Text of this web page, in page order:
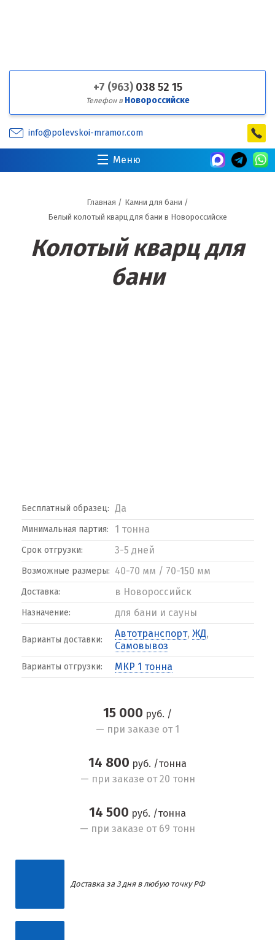
+7 (963) 038 52 15
Телефон в Новороссийске
info@polevskoi-mramor.com
Меню
Главная / Камни для бани /
Белый колотый кварц для бани в Новороссийске
Колотый кварц для
бани
Бесплатный образец: Да
Минимальная партия: 1 тонна
Срок отгрузки: 3-5 дней
Возможные размеры: 40-70 мм / 70-150 мм
Доставка: в Новороссийск
Назначение: для бани и сауны
Варианты доставки:
Автотранспорт, ЖД,
Самовывоз
Варианты отгрузки: МКР 1 тонна
15 000 руб. /
— при заказе от 1
14 800 руб. /тонна
— при заказе от 20 тонн
14 500 руб. /тонна
— при заказе от 69 тонн
Доставка за 3 дня в любую точку РФ